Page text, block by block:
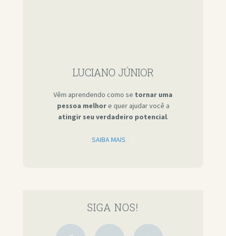
LUCIANO JÚNIOR
Vêm aprendendo como se tornar uma
pessoa melhore quer ajudar você a
atingir seu verdadeiro potencial.
SAIBA MAIS
SIGA NOS!